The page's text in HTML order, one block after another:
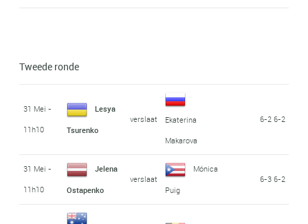
Tweede ronde
31 Mei -
11h10
Lesya
Tsurenko
verslaat
Ekaterina
Makarova
6-2 6-2
31 Mei -
11h10
Jelena
Ostapenko
verslaat
Mónica
Puig
6-3 6-2